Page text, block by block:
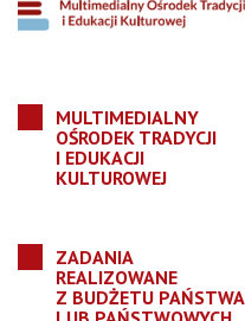
MULTIMEDIALNY
OŚRODEK TRADYCJI
I EDUKACJI
KULTUROWEJ
ZADANIA
REALIZOWANE
Z BUDŻETU PAŃSTWA